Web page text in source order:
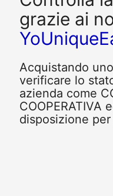
grazie ai
Acquistando
verificare lo
azienda come
COOPERATIVA
disposizione